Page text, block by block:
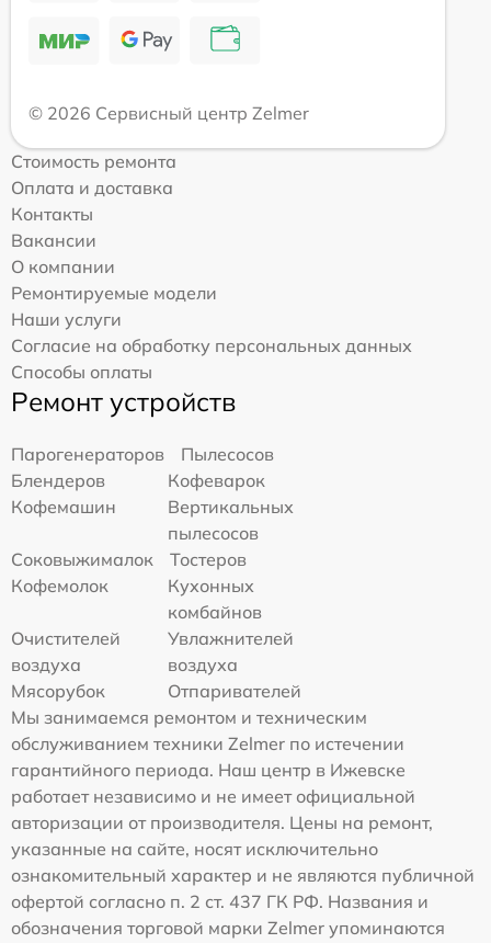
© 2026 Сервисный центр Zelmer
Стоимость ремонта
Оплата и доставка
Контакты
Вакансии
О компании
Ремонтируемые модели
Наши услуги
Согласие на обработку персональных данных
Способы оплаты
Ремонт устройств
Парогенераторов
Пылесосов
Блендеров
Кофеварок
Кофемашин
Вертикальных
пылесосов
Соковыжималок
Тостеров
Кофемолок
Кухонных
комбайнов
Очистителей
воздуха
Увлажнителей
воздуха
Мясорубок
Отпаривателей
Мы занимаемся ремонтом и техническим
обслуживанием техники Zelmer по истечении
гарантийного периода. Наш центр в Ижевске
работает независимо и не имеет официальной
авторизации от производителя. Цены на ремонт,
указанные на сайте, носят исключительно
ознакомительный характер и не являются публичной
офертой согласно п. 2 ст. 437 ГК РФ. Названия и
обозначения торговой марки Zelmer упоминаются